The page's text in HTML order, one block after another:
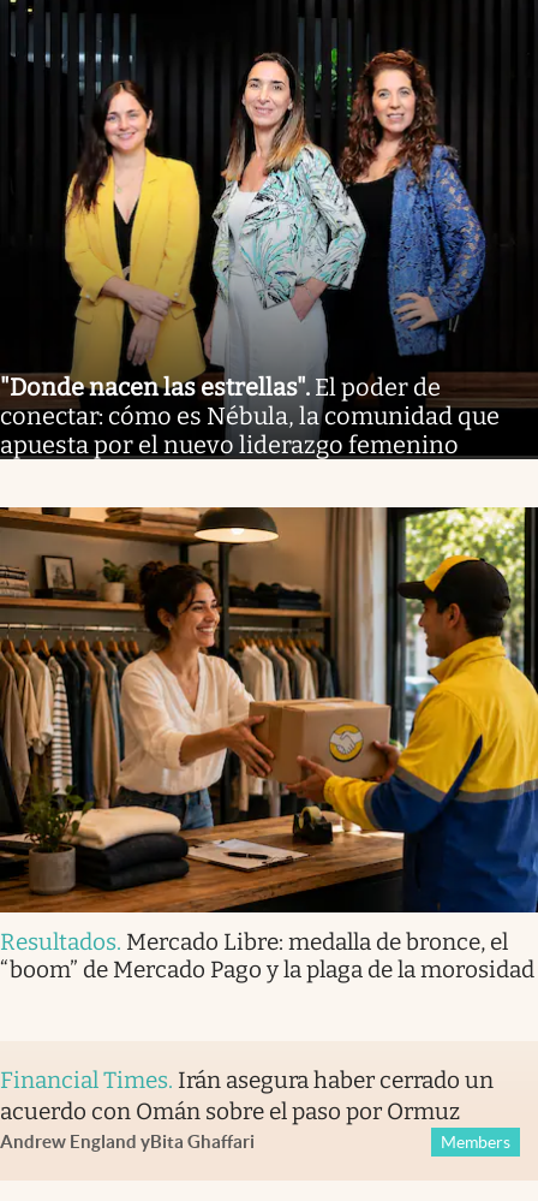
"Donde nacen las estrellas". El poder de
conectar: cómo es Nébula, la comunidad que
apuesta por el nuevo liderazgo femenino
Resultados. Mercado Libre: medalla de bronce, el
“boom” de Mercado Pago y la plaga de la morosidad
Financial Times. Irán asegura haber cerrado un
acuerdo con Omán sobre el paso por Ormuz
Andrew England yBita Ghaffari Members